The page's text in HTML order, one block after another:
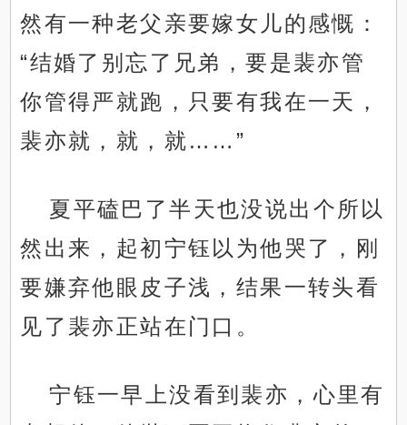
然有一种老父亲要嫁女儿的感慨：
“结婚了别忘了兄弟，要是裴亦管
你管得严就跑，只要有我在一天，
裴亦就，就，就……”
夏平磕巴了半天也没说出个所以
然出来，起初宁钰以为他哭了，刚
要嫌弃他眼皮子浅，结果一转头看
见了裴亦正站在门口。
宁钰一早上没看到裴亦，心里有